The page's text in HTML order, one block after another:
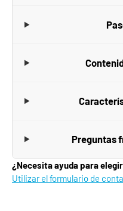
Preguntas
¿Necesita ayuda para
Utilizar el formulario de